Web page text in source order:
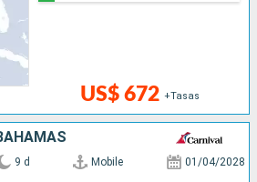
US$ 672 +Tasas
9 d Mobile 01/04/2028